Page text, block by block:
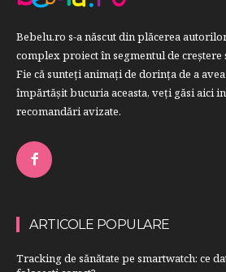
Bebelu.ro s-a născut din plăcerea
complex proiect în segmentul de
Fie că sunteţi animaţi de dorinţa de a
împărtăşit bucuria aceasta, veți găsi aici
recomandări avizate.
ARTICOLE POPULARE
Tracking de sănătate pe smartwatch: ce